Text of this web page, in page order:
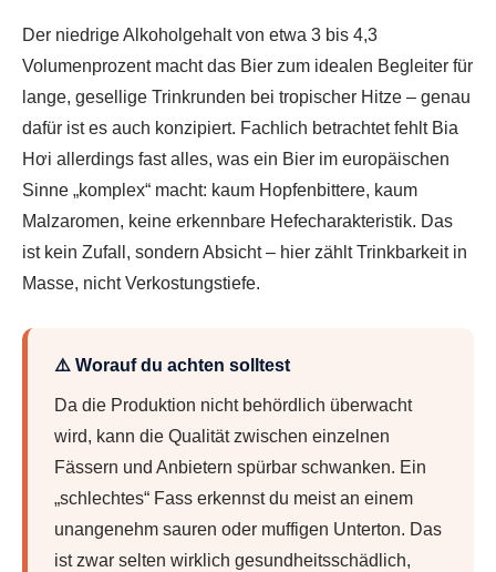
Der niedrige Alkoholgehalt von etwa 3 bis 4,3
Volumenprozent macht das Bier zum idealen Begleiter für
lange, gesellige Trinkrunden bei tropischer Hitze – genau
dafür ist es auch konzipiert. Fachlich betrachtet fehlt Bia
Hơi allerdings fast alles, was ein Bier im europäischen
Sinne „komplex“ macht: kaum Hopfenbittere, kaum
Malzaromen, keine erkennbare Hefecharakteristik. Das
ist kein Zufall, sondern Absicht – hier zählt Trinkbarkeit in
Masse, nicht Verkostungstiefe.
⚠️ Worauf du achten solltest
Da die Produktion nicht behördlich überwacht
wird, kann die Qualität zwischen einzelnen
Fässern und Anbietern spürbar schwanken. Ein
„schlechtes“ Fass erkennst du meist an einem
unangenehm sauren oder muffigen Unterton. Das
ist zwar selten wirklich gesundheitsschädlich,